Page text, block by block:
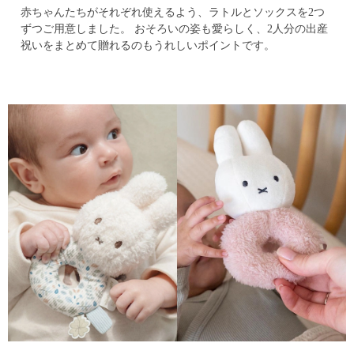
赤ちゃんたちがそれぞれ使えるよう、ラトルとソックスを2つ
ずつご用意しました。
おそろいの姿も愛らしく、2人分の出産
祝いをまとめて贈れるのもうれしいポイントです。